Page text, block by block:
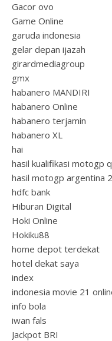
Gacor ovo
Game Online
garuda indonesia
gelar depan ijazah
girardmediagroup
gmx
habanero MANDIRI
habanero Online
habanero terjamin
habanero XL
hai
hasil kualifikasi motogp
hasil motogp argentina
hdfc bank
Hiburan Digital
Hoki Online
Hokiku88
home depot terdekat
hotel dekat saya
index
indonesia movie 21
info bola
iwan fals
Jackpot BRI